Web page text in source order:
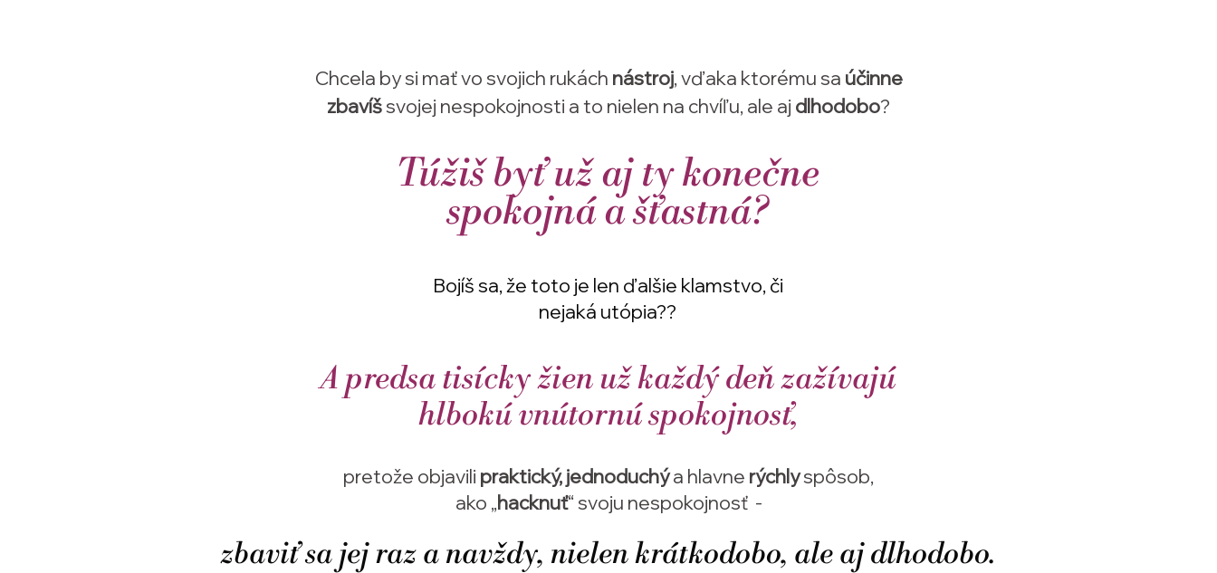
Chcela by si mať vo svojich rukách nástroj, vďaka ktorému sa účinne
zbavíšsvojej nespokojnosti a to nielen na chvíľu, ale aj dlhodobo?
Túžiš byť už aj ty konečne
spokojná a šťastná?
Bojíš sa, že toto je len ďalšie klamstvo, či
nejaká utópia??
A predsa tisícky žien už každý deň zažívajú
hlbokú vnútornú spokojnosť,
pretože objavili praktický, jednoduchýa hlavne rýchlyspôsob,
ako „hacknuť“ svoju nespokojnosť -
zbaviť sa jej raz a navždy, nielen krátkodobo, ale aj dlhodobo.